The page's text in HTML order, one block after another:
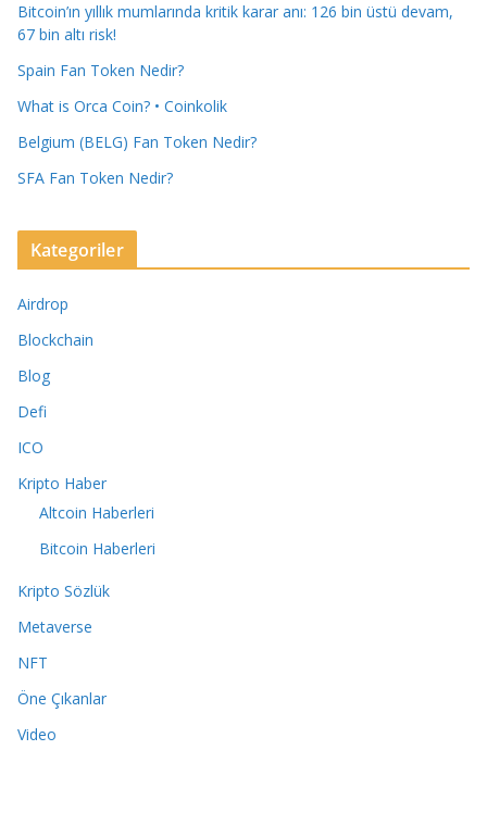
Bitcoin’ın yıllık mumlarında kritik karar anı: 126 bin üstü devam,
67 bin altı risk!
Spain Fan Token Nedir?
What is Orca Coin? • Coinkolik
Belgium (BELG) Fan Token Nedir?
SFA Fan Token Nedir?
Kategoriler
Airdrop
Blockchain
Blog
Defi
ICO
Kripto Haber
Altcoin Haberleri
Bitcoin Haberleri
Kripto Sözlük
Metaverse
NFT
Öne Çıkanlar
Video